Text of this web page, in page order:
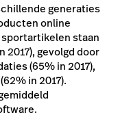
generaties
online
staan
2017), gevolgd door
(65% in 2017),
in 2017).